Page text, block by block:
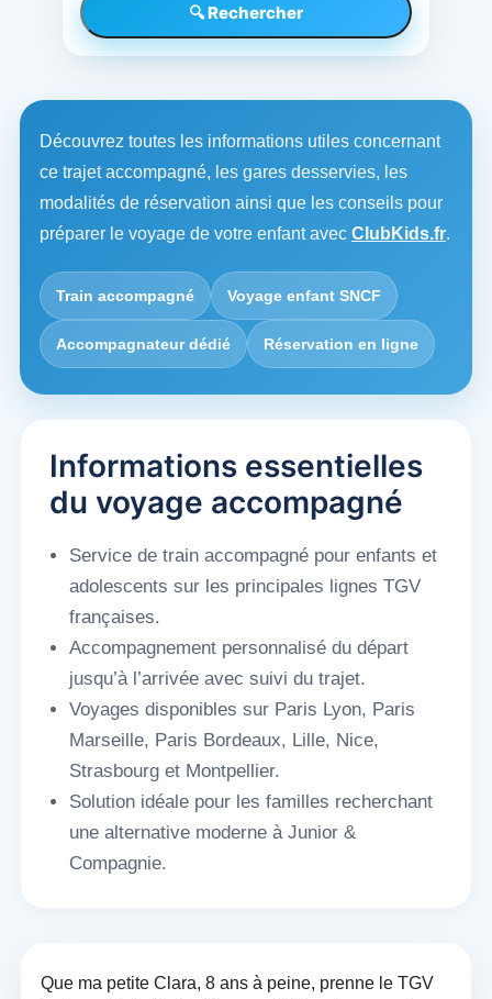
🔍 Rechercher
Découvrez toutes les informations utiles concernant
ce trajet accompagné, les gares desservies, les
modalités de réservation ainsi que les conseils pour
préparer le voyage de votre enfant avec ClubKids.fr.
Train accompagné Voyage enfant SNCF
Accompagnateur dédié Réservation en ligne
Informations essentielles
du voyage accompagné
Service de train accompagné pour enfants et
adolescents sur les principales lignes TGV
françaises.
Accompagnement personnalisé du départ
jusqu’à l’arrivée avec suivi du trajet.
Voyages disponibles sur Paris Lyon, Paris
Marseille, Paris Bordeaux, Lille, Nice,
Strasbourg et Montpellier.
Solution idéale pour les familles recherchant
une alternative moderne à Junior &
Compagnie.
Que ma petite Clara, 8 ans à peine, prenne le TGV